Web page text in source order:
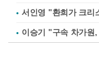
서인영 "환희가 크리
이승기 "구속 차가원